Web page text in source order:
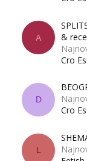
A
&
Cro
D
Cro
L